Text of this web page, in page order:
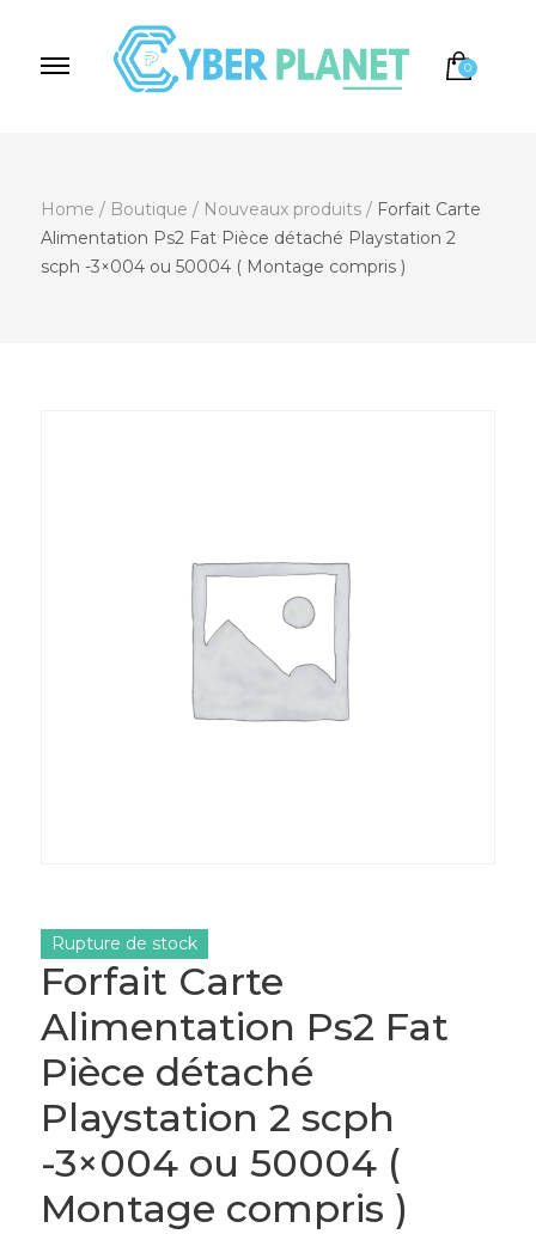
0
Home / Boutique / Nouveaux produits / Forfait Carte
Alimentation Ps2 Fat Pièce détaché Playstation 2
scph -3×004 ou 50004 ( Montage compris )
Forfait Carte
Alimentation Ps2 Fat
Pièce détaché
Playstation 2 scph
-3×004 ou 50004 (
Montage compris )
Rupture de stock